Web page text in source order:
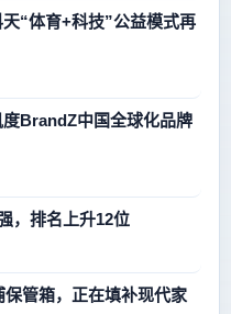
“体育+科技”公益模式再
BrandZ中国全球化品牌
，排名上升12位
管箱，正在填补现代家